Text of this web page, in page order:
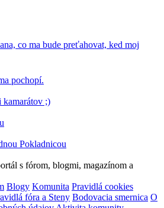
co ma bude preťahovat, ked moj
pochopí.
;)
Pokladnicou
s fórom, blogmi, magazínom a
Blogy Komunita Pravidlá cookies
fóra a Steny Bodovacia smernica O